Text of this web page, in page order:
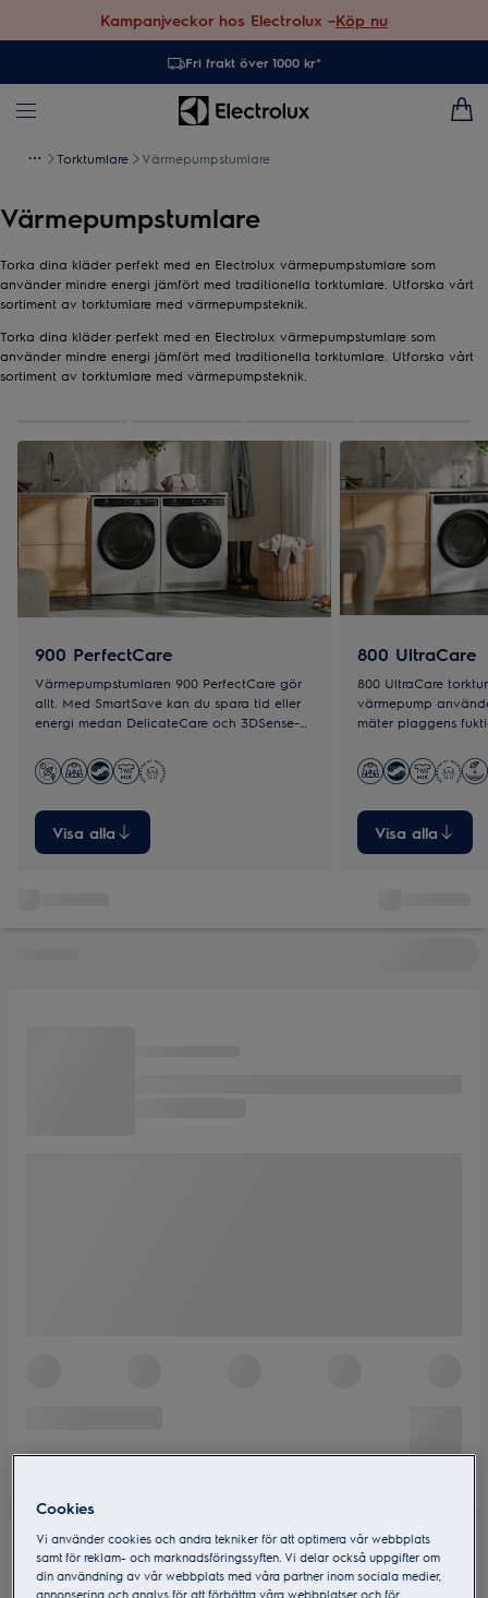
Kampanjveckor hos Electrolux –Köp nu
Fri frakt över 1000 kr*
Torktumlare Värmepumpstumlare
Värmepumpstumlare
Torka dina kläder perfekt med en Electrolux värmepumpstumlare som
använder mindre energi jämfört med traditionella torktumlare. Utforska vårt
sortiment av torktumlare med värmepumpsteknik.
Torka dina kläder perfekt med en Electrolux värmepumpstumlare som
använder mindre energi jämfört med traditionella torktumlare. Utforska vårt
sortiment av torktumlare med värmepumpsteknik.
900 PerfectCare
Värmepumpstumlaren 900 PerfectCare gör
allt. Med SmartSave kan du spara tid eller
energi medan DelicateCare och 3DSense-
torkning.
Visa alla
800 UltraCare
800 UltraCare
värmepump
mäter plaggens
som till exempel
Visa alla
Cookies
Vi använder cookies och andra tekniker för att optimera vår webbplats
samt för reklam- och marknadsföringssyften. Vi delar också uppgifter om
din användning av vår webbplats med våra partner inom sociala medier,
annonsering och analys för att förbättra våra webbplatser och för